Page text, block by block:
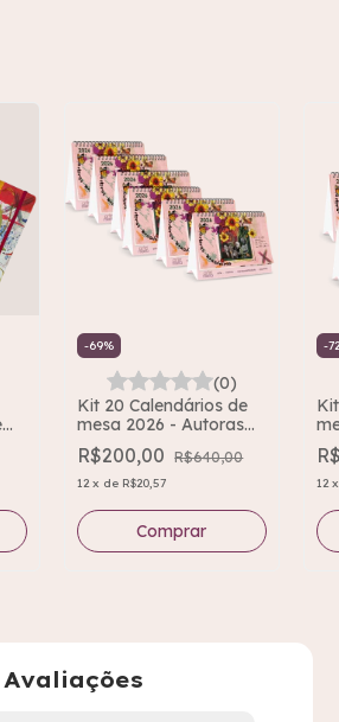
-69%
(0)
Kit 20 Calendários de
mesa 2026 - Autoras
Brasileiras
R$200,00 R$640,00
12 x de R$20,57
-72
12
Avaliações